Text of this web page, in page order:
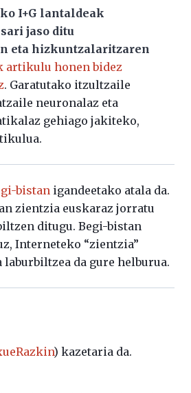
I+G lantaldeak
jaso ditu
eta hizkuntzalaritzaren
artikulu honen bidez
. Garatutako itzultzaile
neuronalaz eta
gehiago jakiteko,
bistan igandeetako atala da.
zientzia euskaraz jorratu
ditugu. Begi-bistan
Interneteko “zientzia”
laburbiltzea da gure helburua.
) kazetaria da.